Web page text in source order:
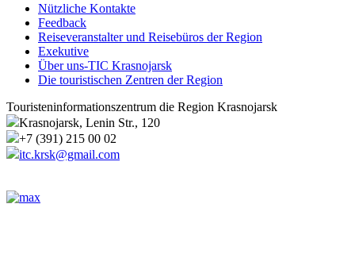
Nützliche Kontakte
Feedback
Reiseveranstalter und Reisebüros der Region
Exekutive
Über uns-TIC Krasnojarsk
Die touristischen Zentren der Region
Touristeninformationszentrum die Region Krasnojarsk
Krasnojarsk, Lenin Str., 120
+7 (391) 215 00 02
itc.krsk@gmail.com